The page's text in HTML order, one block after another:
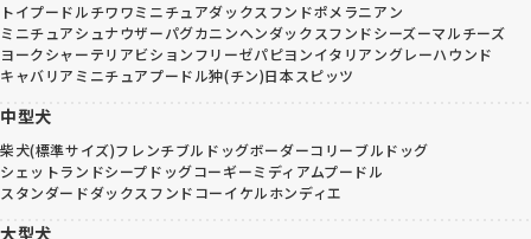
トイプードルチワワミニチュアダックスフンドポメラニアン
ミニチュアシュナウザーパグカニンヘンダックスフンドシーズーマルチーズ
ヨークシャーテリアビションフリーゼパピヨンイタリアングレーハウンド
キャバリア ミニチュアプードル狆(チン)日本スピッツ
中型犬
柴犬(標準サイズ)フレンチブルドッグボーダーコリーブルドッグ
シェットランドシープドッグコーギーミディアムプードル
スタンダードダックスフンドコーイケルホンディエ
大型犬